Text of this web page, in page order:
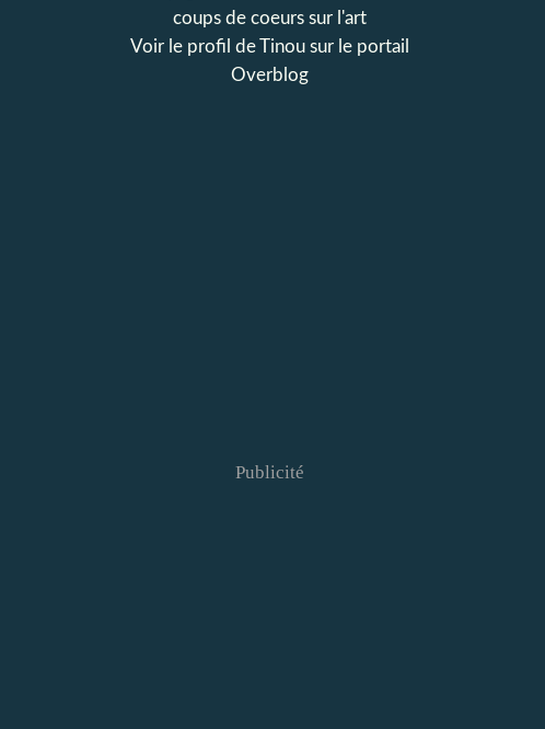
coups de coeurs sur l'art
Voir le profil deTinousur le portail
Overblog
Publicité